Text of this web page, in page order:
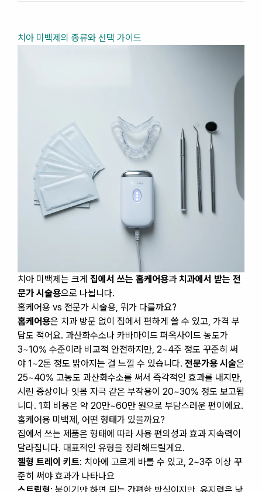
치아 미백제의 종류와 선택 가이드
치아 미백제는 크게 집에서 쓰는 홈케어용과 치과에서 받는 전
문가 시술용으로 나뉩니다.
홈케어용 vs 전문가 시술용, 뭐가 다를까요?
홈케어용은 치과 방문 없이 집에서 편하게 쓸 수 있고, 가격 부
담도 적어요. 과산화수소나 카바마이드 퍼옥사이드 농도가
3~10% 수준이라 비교적 안전하지만, 2~4주 정도 꾸준히 써
야 1~2톤 정도 밝아지는 걸 느낄 수 있습니다. 전문가용 시술은
25~40% 고농도 과산화수소를 써서 즉각적인 효과를 내지만,
시린 증상이나 잇몸 자극 같은 부작용이 20~30% 정도 보고됩
니다. 1회 비용은 약 20만~60만 원으로 부담스러운 편이에요.
홈케어용 미백제, 어떤 형태가 있을까요?
집에서 쓰는 제품은 형태에 따라 사용 편의성과 효과 지속력이
달라집니다. 대표적인 유형을 정리해드릴게요.
젤형 트레이 키트: 치아에 고르게 바를 수 있고, 2~3주 이상 꾸
준히 써야 효과가 나타나요